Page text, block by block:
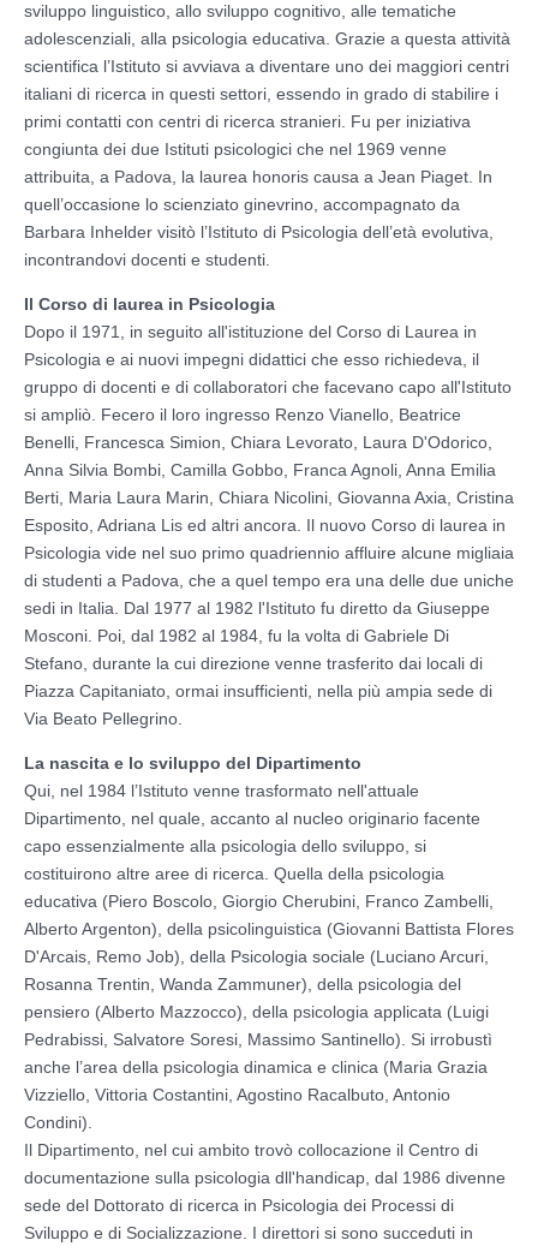
sviluppo linguistico, allo sviluppo cognitivo, alle tematiche
adolescenziali, alla psicologia educativa. Grazie a questa attività
scientifica l’Istituto si avviava a diventare uno dei maggiori centri
italiani di ricerca in questi settori, essendo in grado di stabilire i
primi contatti con centri di ricerca stranieri. Fu per iniziativa
congiunta dei due Istituti psicologici che nel 1969 venne
attribuita, a Padova, la laurea honoris causa a Jean Piaget. In
quell’occasione lo scienziato ginevrino, accompagnato da
Barbara Inhelder visitò l’Istituto di Psicologia dell’età evolutiva,
incontrandovi docenti e studenti.
Il Corso di laurea in Psicologia
Dopo il 1971, in seguito all'istituzione del Corso di Laurea in
Psicologia e ai nuovi impegni didattici che esso richiedeva, il
gruppo di docenti e di collaboratori che facevano capo all'Istituto
si ampliò. Fecero il loro ingresso Renzo Vianello, Beatrice
Benelli, Francesca Simion, Chiara Levorato, Laura D'Odorico,
Anna Silvia Bombi, Camilla Gobbo, Franca Agnoli, Anna Emilia
Berti, Maria Laura Marin, Chiara Nicolini, Giovanna Axia, Cristina
Esposito, Adriana Lis ed altri ancora. Il nuovo Corso di laurea in
Psicologia vide nel suo primo quadriennio affluire alcune migliaia
di studenti a Padova, che a quel tempo era una delle due uniche
sedi in Italia. Dal 1977 al 1982 l'Istituto fu diretto da Giuseppe
Mosconi. Poi, dal 1982 al 1984, fu la volta di Gabriele Di
Stefano, durante la cui direzione venne trasferito dai locali di
Piazza Capitaniato, ormai insufficienti, nella più ampia sede di
Via Beato Pellegrino.
La nascita e lo sviluppo del Dipartimento
Qui, nel 1984 l’Istituto venne trasformato nell'attuale
Dipartimento, nel quale, accanto al nucleo originario facente
capo essenzialmente alla psicologia dello sviluppo, si
costituirono altre aree di ricerca. Quella della psicologia
educativa (Piero Boscolo, Giorgio Cherubini, Franco Zambelli,
Alberto Argenton), della psicolinguistica (Giovanni Battista Flores
D'Arcais, Remo Job), della Psicologia sociale (Luciano Arcuri,
Rosanna Trentin, Wanda Zammuner), della psicologia del
pensiero (Alberto Mazzocco), della psicologia applicata (Luigi
Pedrabissi, Salvatore Soresi, Massimo Santinello). Si irrobustì
anche l’area della psicologia dinamica e clinica (Maria Grazia
Vizziello, Vittoria Costantini, Agostino Racalbuto, Antonio
Condini).
Il Dipartimento, nel cui ambito trovò collocazione il Centro di
documentazione sulla psicologia dll'handicap, dal 1986 divenne
sede del Dottorato di ricerca in Psicologia dei Processi di
Sviluppo e di Socializzazione. I direttori si sono succeduti in